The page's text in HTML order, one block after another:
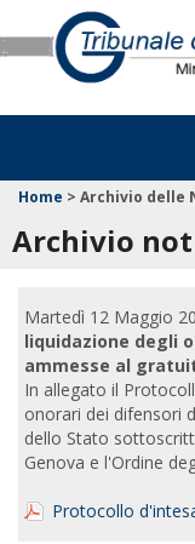
Home > Archivio delle
Archivio
Martedì 12 Maggio
liquidazione degli
ammesse al
In allegato il
onorari dei difensori
dello Stato
Genova e l'Ordine
Protocollo